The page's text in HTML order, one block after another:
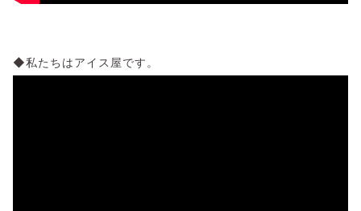
◆私たちはアイス屋です。